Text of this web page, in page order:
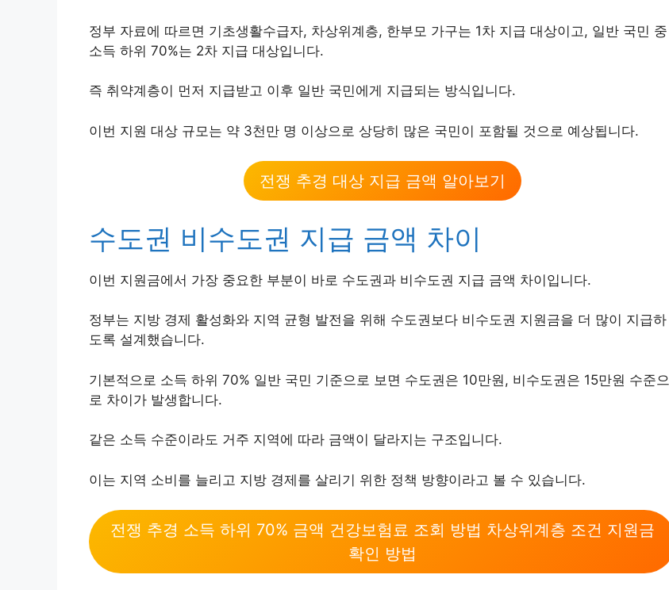
정부 자료에 따르면 기초생활수급자, 차상위계층, 한부모 가구는 1차 지급 대상이고, 일반 국민 중
소득 하위 70%는 2차 지급 대상입니다.
즉 취약계층이 먼저 지급받고 이후 일반 국민에게 지급되는 방식입니다.
이번 지원 대상 규모는 약 3천만 명 이상으로 상당히 많은 국민이 포함될 것으로 예상됩니다.
전쟁 추경 대상 지급 금액 알아보기
수도권 비수도권 지급 금액 차이
이번 지원금에서 가장 중요한 부분이 바로 수도권과 비수도권 지급 금액 차이입니다.
정부는 지방 경제 활성화와 지역 균형 발전을 위해 수도권보다 비수도권 지원금을 더 많이 지급하
도록 설계했습니다.
기본적으로 소득 하위 70% 일반 국민 기준으로 보면 수도권은 10만원, 비수도권은 15만원 수준으
로 차이가 발생합니다.
같은 소득 수준이라도 거주 지역에 따라 금액이 달라지는 구조입니다.
이는 지역 소비를 늘리고 지방 경제를 살리기 위한 정책 방향이라고 볼 수 있습니다.
전쟁 추경 소득 하위 70% 금액 건강보험료 조회 방법 차상위계층 조건 지원금
확인 방법